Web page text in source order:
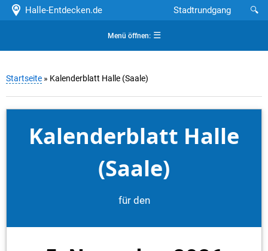
Halle-Entdecken.de 🔍
Stadtrundgang
Menü öffnen:☰
Startseite » Kalenderblatt Halle (Saale)
Kalenderblatt Halle
(Saale)
für den